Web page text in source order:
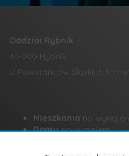
Oddział Rybnik
44-200 Rybnik
ul.Powstańców Śląskich 1,
Mieszkania na wynajem
Domyna wynajem
Lokale na wynajem